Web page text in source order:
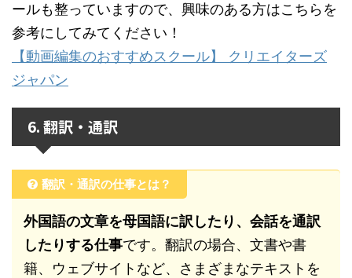
ールも整っていますので、興味のある方はこちらを
参考にしてみてください！
【動画編集のおすすめスクール】 クリエイターズ
ジャパン
6. 翻訳・通訳
翻訳・通訳の仕事とは？
外国語の文章を母国語に訳したり、会話を通訳
したりする仕事です。翻訳の場合、文書や書
籍、ウェブサイトなど、さまざまなテキストを